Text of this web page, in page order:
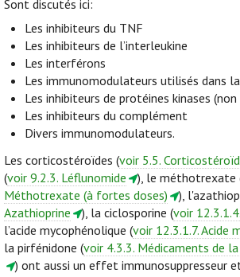
Sont discutés ici:
Les inhibiteurs du TNF
Les inhibiteurs de l’interleukine
Les interférons
Les immunomodulateurs utilisés dans
Les inhibiteurs de protéines kinases
Les inhibiteurs du complément
Divers immunomodulateurs.
Les corticostéroïdes (voir 5.5.
(voir 9.2.3. Léflunomide ), le méthotrexate
Méthotrexate (à fortes doses)
),
Azathioprine
), la ciclosporine (voir
l’acide mycophénolique (voir 12.3.1.7. Acide
la pirfénidone (voir 4.3.3. Médicaments de
) ont aussi un effet immunosuppresseur